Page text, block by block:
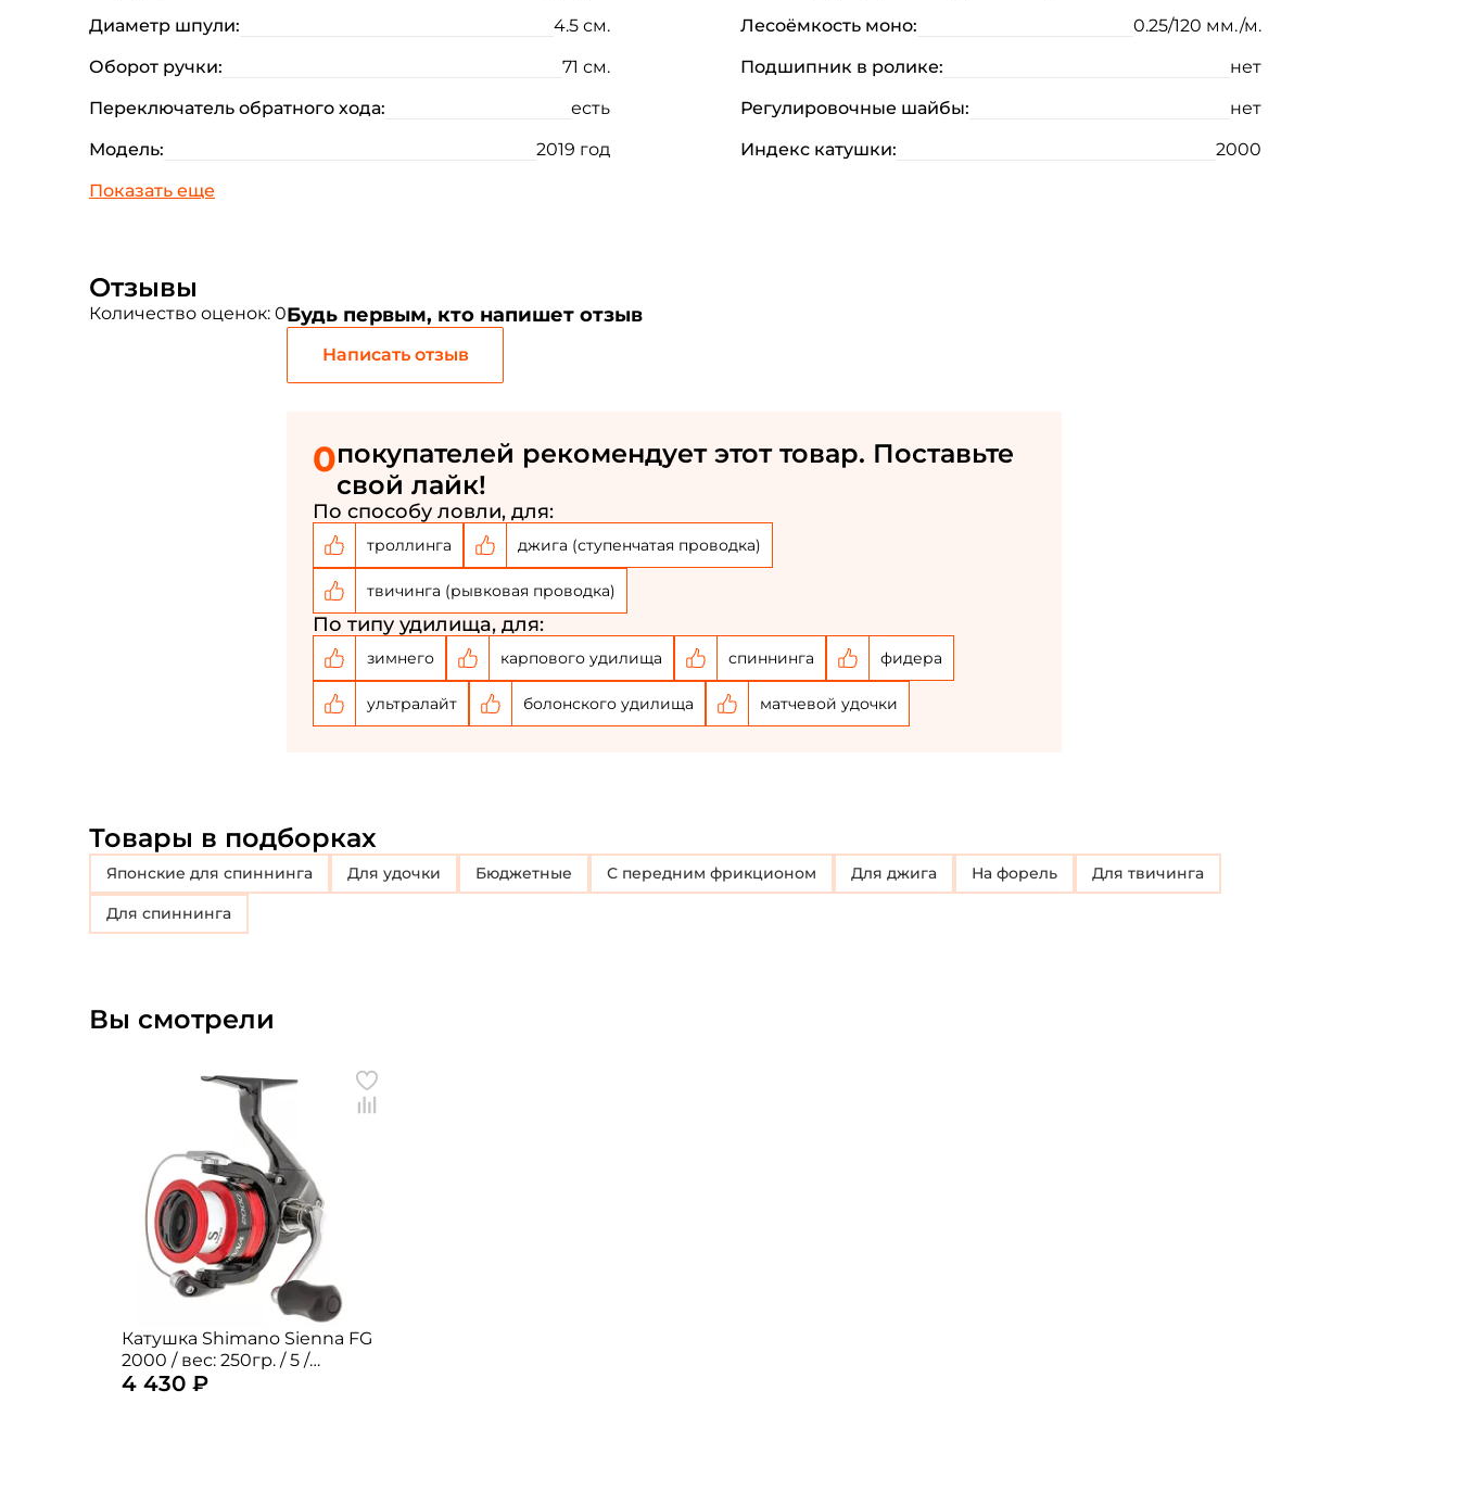
Диаметр шпули:
4.5 см. Лесоёмкость моно:
0.25/120 мм./м.
Оборот ручки:
71 см. Подшипник в ролике:
нет
Переключатель обратного хода:
есть Регулировочные шайбы:
нет
Модель:
2019 год Индекс катушки: 2000
Отзывы
Количество оценок: 0Будь первым, кто напишет отзыв
Написать отзыв
0покупателей рекомендует этот товар. Поставьте
свой лайк!
По способу ловли, для:
троллинга джига (ступенчатая проводка)
твичинга (рывковая проводка)
По типу удилища, для:
зимнего карпового удилища спиннинга фидера
ультралайт болонского удилища матчевой удочки
Товары в подборках
Японские для спиннинга Для удочки Бюджетные с передним фрикционом Для джига на форель для твичинга
Для спиннинга
Вы смотрели
Катушка Shimano Sienna FG
2000 / вес: 250гр. / 5 /
подшипники: 4шт.
4 430 ₽
Придумайте пароль: *
Повторите пароль: *
обработкуперсональных данных
Создать аккаунт
У меня уже есть аккаунт